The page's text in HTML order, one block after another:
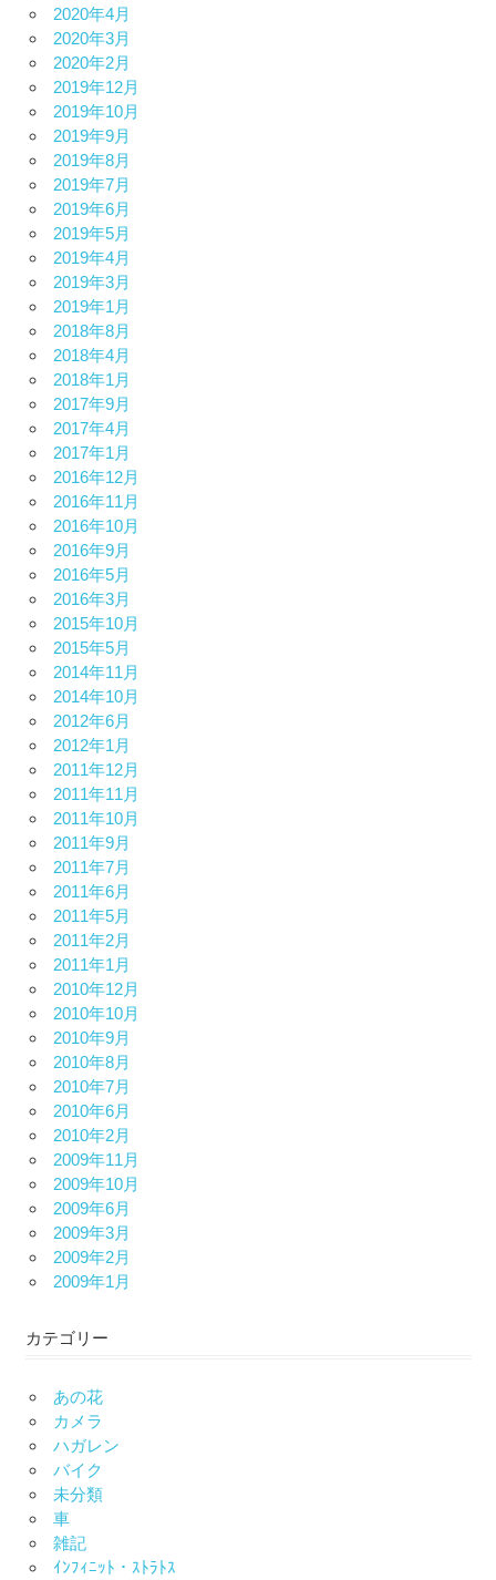
2020年4月
2020年3月
2020年2月
2019年12月
2019年10月
2019年9月
2019年8月
2019年7月
2019年6月
2019年5月
2019年4月
2019年3月
2019年1月
2018年8月
2018年4月
2018年1月
2017年9月
2017年4月
2017年1月
2016年12月
2016年11月
2016年10月
2016年9月
2016年5月
2016年3月
2015年10月
2015年5月
2014年11月
2014年10月
2012年6月
2012年1月
2011年12月
2011年11月
2011年10月
2011年9月
2011年7月
2011年6月
2011年5月
2011年2月
2011年1月
2010年12月
2010年10月
2010年9月
2010年8月
2010年7月
2010年6月
2010年2月
2009年11月
2009年10月
2009年6月
2009年3月
2009年2月
2009年1月
カテゴリー
あの花
カメラ
ハガレン
バイク
未分類
車
雑記
ｲﾝﾌｨﾆｯﾄ・ｽﾄﾗﾄｽ